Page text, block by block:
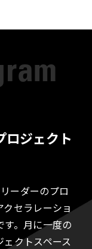
ロジェクト
ーダーのプロ
クセラレーショ
す。月に一度の
クトスペース